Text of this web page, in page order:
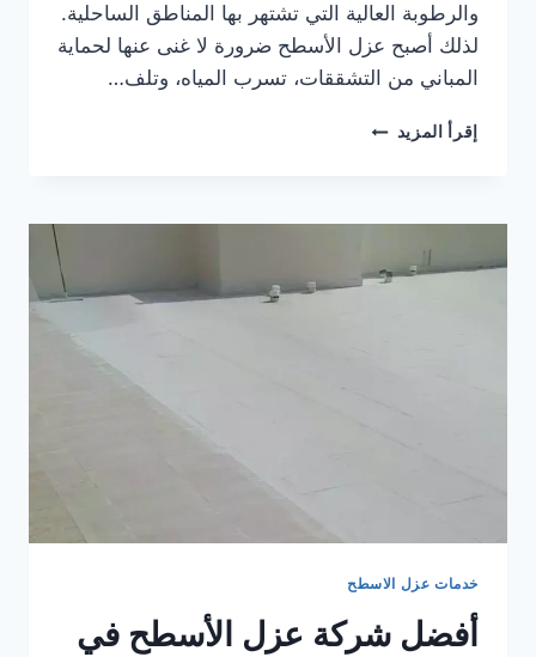
والرطوبة العالية التي تشتهر بها المناطق الساحلية.
لذلك أصبح عزل الأسطح ضرورة لا غنى عنها لحماية
المباني من التشققات، تسرب المياه، وتلف…
إقرأ المزيد خدمات
في
خدمات عزل الاسطح
أفضل شركة عزل الأسطح في